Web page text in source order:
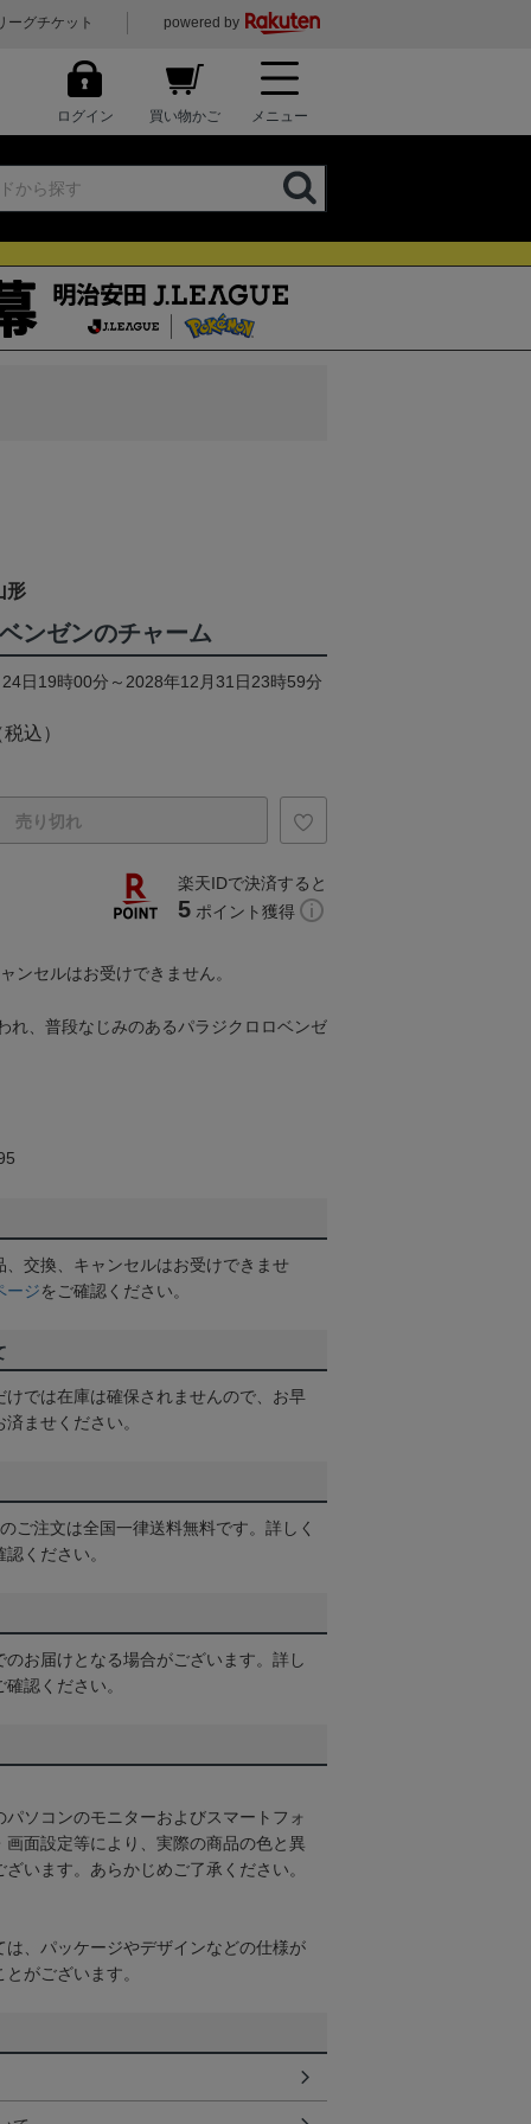
ーグチケット powered by
ログイン 買い物かご メニュー
形
ンゼンのチャーム
日19時00分～2028年12月31日23時59分
込）
売り切れ
楽天IDで決済すると
5 ポイント獲得
ンセルはお受けできません。
れ、普段なじみのあるパラジクロロベンゼ
交換、キャンセルはお受けできませ
ージをご確認ください。
けでは在庫は確保されませんので、お早
ませください。
ご注文は全国一律送料無料です。詳しく
認ください。
お届けとなる場合がございます。詳し
確認ください。
ソコンのモニターおよびスマートフォ
画面設定等により、実際の商品の色と異
います。あらかじめご了承ください。
は、パッケージやデザインなどの仕様が
がございます。